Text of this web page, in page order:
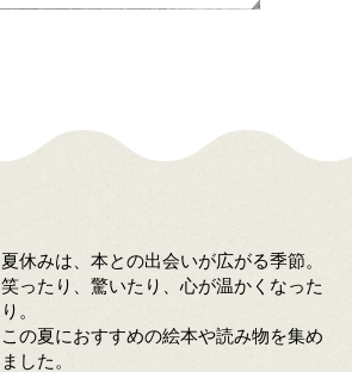
夏休みは、本との出会いが広がる季節。
笑ったり、驚いたり、心が温かくなった
り。
この夏におすすめの絵本や読み物を集め
ました。